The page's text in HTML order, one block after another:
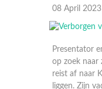
da Graça gaat
01